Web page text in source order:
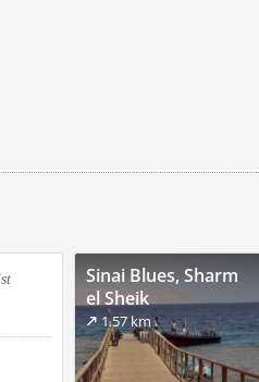
Sinai Blues, Sharm
el Sheik
1.57 km